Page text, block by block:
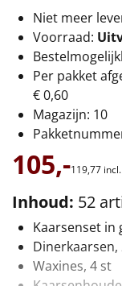
Alle
Thema
Origineel
Rituals
Luxe
Mannen
Vrouwen
Duurzaam
Niet meer
Voorraad:
Per pakket
€ 0,60
Magazijn: 10
105,-119,77
Inhoud: 52
Kaarsenset in
Dinerkaarsen,
Waxines, 4 st